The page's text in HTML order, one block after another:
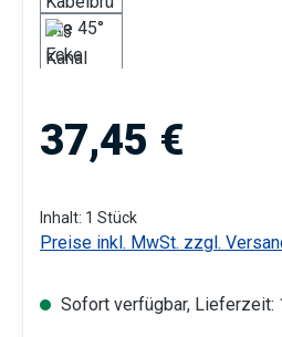
Regulärer Preis:
37,45 €
Inhalt: 1 Stück
Preise inkl. MwSt. zzgl.
Sofort verfügbar, Lieferzeit: